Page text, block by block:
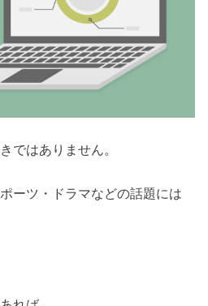
ではありません。
ーツ・ドラマなどの話題には